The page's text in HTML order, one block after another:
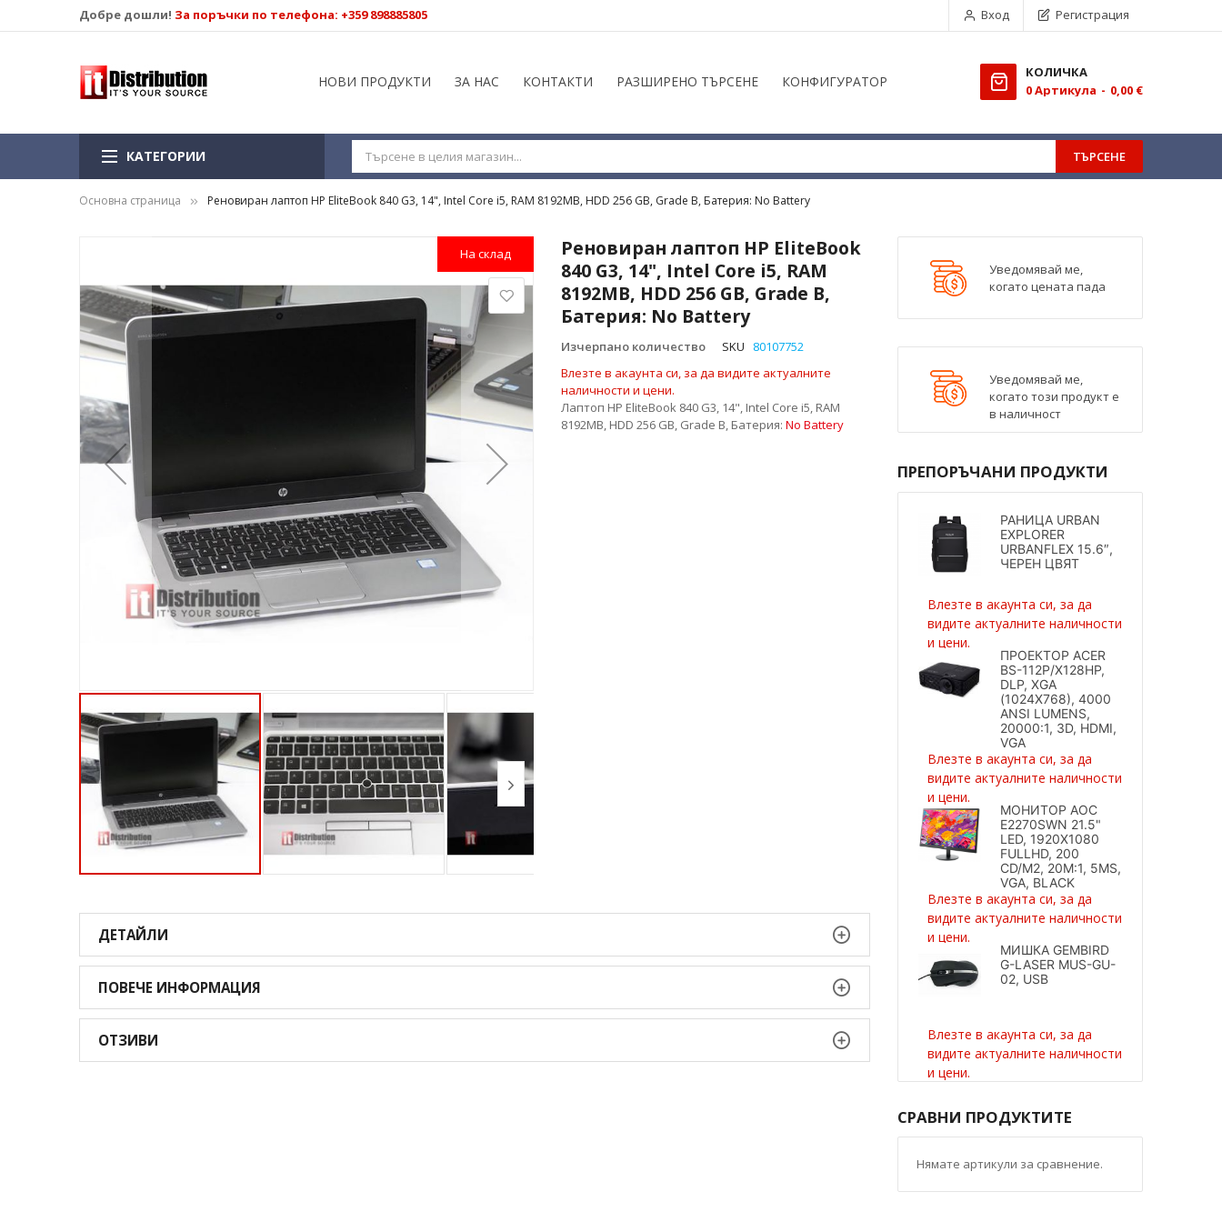
Добре дошли! За поръчки по телефона: +359 898885805 Вход Регистрация
НОВИ ПРОДУКТИ ЗА НАС КОНТАКТИ РАЗШИРЕНО ТЪРСЕНЕ КОНФИГУРАТОР
КОЛИЧКА
0Aртикула 0,00 €
КАТЕГОРИИ ТЪРСЕНЕ
Основна страница Реновиран лаптоп HP EliteBook 840 G3, 14", Intel Core i5, RAM 8192MB, HDD 256 GB, Grade B, Батерия: No Battery
Реновиран лаптоп HP EliteBook
840 G3, 14", Intel Core i5, RAM
8192MB, HDD 256 GB, Grade B,
Батерия: No Battery
Изчерпано количество SKU
80107752
Влезте в акаунта си, за да видите актуалните
наличности и цени.
Лаптоп HP EliteBook 840 G3, 14", Intel Core i5, RAM
8192MB, HDD 256 GB, Grade B, Батерия: No Battery
на
галерията
на
изображенията
На склад
началото
галерия
със
снимки
ДЕТАЙЛИ
ПОВЕЧЕ ИНФОРМАЦИЯ
ОТЗИВИ
Уведомявай ме,
когато цената пада
Уведомявай ме,
когато този продукт е
в наличност
ПРЕПОРЪЧАНИ ПРОДУКТИ
РАНИЦА URBAN
EXPLORER
URBANFLEX 15.6″,
ЧЕРЕН ЦВЯТ
Влезте в акаунта си, за да
видите актуалните наличности
и цени.
ПРОЕКТОР ACER
BS-112P/X128HP,
DLP, XGA
(1024X768), 4000
ANSI LUMENS,
20000:1, 3D, HDMI,
VGA
Влезте в акаунта си, за да
видите актуалните наличности
и цени.
МОНИТОР AOC
E2270SWN 21.5"
LED, 1920X1080
FULLHD, 200
CD/M2, 20M:1, 5MS,
VGA, BLACK
Влезте в акаунта си, за да
видите актуалните наличности
и цени.
МИШКА GEMBIRD
G-LASER MUS-GU-
02, USB
Влезте в акаунта си, за да
видите актуалните наличности
и цени.
СРАВНИ ПРОДУКТИТЕ
Нямате артикули за сравнение.